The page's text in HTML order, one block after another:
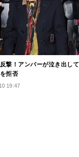
撃！アンバーが泣き出して
拒否
19:47